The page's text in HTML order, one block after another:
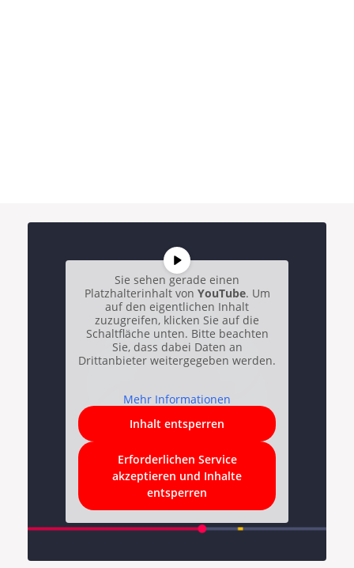
Sie sehen gerade einen
Platzhalterinhalt von YouTube. Um
auf den eigentlichen Inhalt
zuzugreifen, klicken Sie auf die
Schaltfläche unten. Bitte beachten
Sie, dass dabei Daten an
Drittanbieter weitergegeben werden.
Mehr Informationen
Inhalt entsperren
Erforderlichen Service
akzeptieren und Inhalte
entsperren